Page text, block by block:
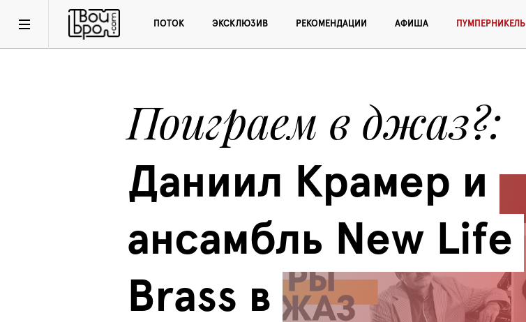
ПОТОК ЭКСКЛЮЗИВ РЕКОМЕНДАЦИИ АФИША ПУМПЕРНИКЕЛЬ
Поиграем в джаз?
Даниил Крамер и
ансамбль New Life
Brass в